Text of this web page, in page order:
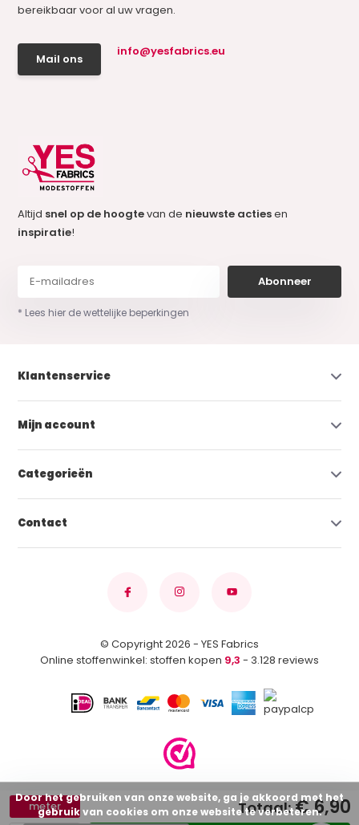
meter Totaal:€ 6,90
bereikbaar voor al uw vragen.
Mail ons
info@yesfabrics.eu
Altijd snel op de hoogtevan de nieuwste actiesen
inspiratie!
Abonneer
* Lees hier de wettelijke beperkingen
Klantenservice
Mijn account
Categorieën
Contact
© Copyright 2026 - YES Fabrics
Online stoffenwinkel: stoffen kopen 9,3 - 3.128 reviews
Door het gebruiken van onze website, ga je akkoord met het
gebruik van cookies om onze website te verbeteren.